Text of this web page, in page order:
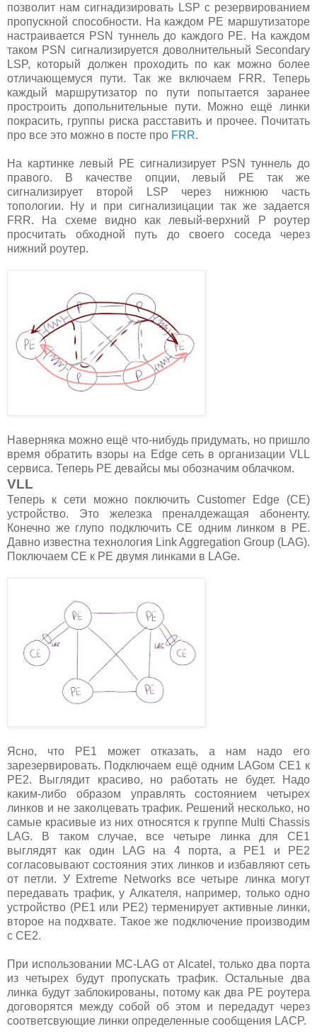
позволит нам сигнадизировать LSP с резервированием
пропускной способности. На каждом PE маршутизаторе
настраивается PSN туннель до каждого PE. На каждом
таком PSN сигнализируется доволнительный Secondary
LSP, который должен проходить по как можно более
отличающемуся пути. Так же включаем FRR. Теперь
каждый маршрутизатор по пути попытается заранее
простроить допольнительные пути. Можно ещё линки
покрасить, группы риска расставить и прочее. Почитать
про все это можно в посте про FRR.
На картинке левый PE сигнализирует PSN туннель до
правого. В качестве опции, левый PE так же
сигнализирует второй LSP через нижнюю часть
топологии. Ну и при сигнализицации так же задается
FRR. На схеме видно как левый-верхний P роутер
просчитать обходной путь до своего соседа через
нижний роутер.
Наверняка можно ещё что-нибудь придумать, но пришло
время обратить взоры на Edge сеть в организации VLL
сервиса. Теперь PE девайсы мы обозначим облачком.
VLL
Теперь к сети можно поключить Customer Edge (CE)
устройство. Это железка преналдежащая абоненту.
Конечно же глупо подключить CE одним линком в PE.
Давно известна технология Link Aggregation Group (LAG).
Поключаем CE к PE двумя линками в LAGe.
Ясно, что PE1 может отказать, а нам надо его
зарезервировать. Подключаем ещё одним LAGом CE1 к
PE2. Выглядит красиво, но работать не будет. Надо
каким-либо образом управлять состоянием четырех
линков и не заколцевать трафик. Решений несколько, но
самые красивые из них относятся к группе Multi Chassis
LAG. В таком случае, все четыре линка для CE1
выглядят как один LAG на 4 порта, а PE1 и PE2
согласовывают состояния этих линков и избавляют сеть
от петли. У Extreme Networks все четыре линка могут
передавать трафик, у Алкателя, например, только одно
устройство (PE1 или PE2) терменирует активные линки,
второе на подхвате. Такое же подключение производим
с CE2.
При использовании MC-LAG от Alcatel, только два порта
из четырех будут пропускать трафик. Остальные два
линка будут заблокированы, потому как два PE роутера
договорятся между собой об этом и передадут через
соответсвующие линки определенные сообщения LACP.